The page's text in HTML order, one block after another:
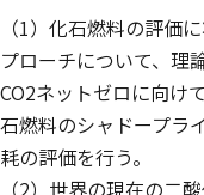
（1）化石燃料の評価
プローチについて、理
CO2ネットゼロに向け
石燃料のシャドープラ
耗の評価を行う。
（2）世界の現在の二